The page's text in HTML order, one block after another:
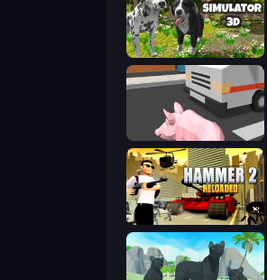
Dog Simulator 3D
Crazy Pig Simulator
Hammer 2